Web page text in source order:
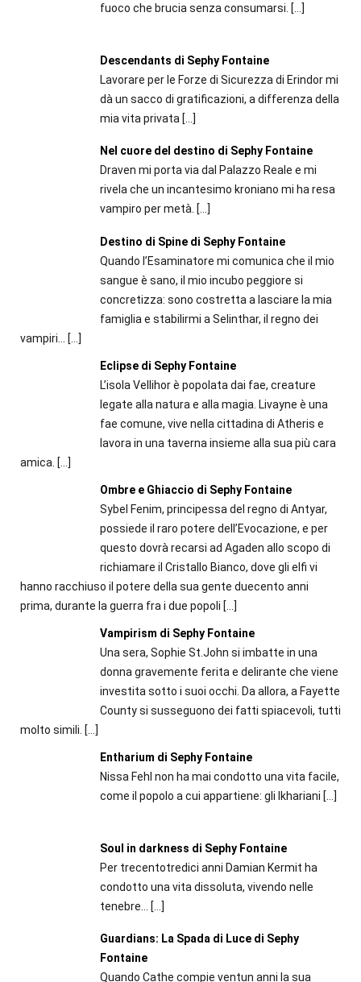
fuoco che brucia senza consumarsi. […]
Descendants di Sephy Fontaine
Lavorare per le Forze di Sicurezza di Erindor mi
dà un sacco di gratificazioni, a differenza della
mia vita privata […]
Nel cuore del destino di Sephy Fontaine
Draven mi porta via dal Palazzo Reale e mi
rivela che un incantesimo kroniano mi ha resa
vampiro per metà. […]
Destino di Spine di Sephy Fontaine
Quando l’Esaminatore mi comunica che il mio
sangue è sano, il mio incubo peggiore si
concretizza: sono costretta a lasciare la mia
famiglia e stabilirmi a Selinthar, il regno dei
vampiri...
[…]
Eclipse di Sephy Fontaine
L’isola Vellihor è popolata dai fae, creature
legate alla natura e alla magia. Livayne è una
fae comune, vive nella cittadina di Atheris e
lavora in una taverna insieme alla sua più cara
amica. […]
Ombre e Ghiaccio di Sephy Fontaine
Sybel Fenim, principessa del regno di Antyar,
possiede il raro potere dell’Evocazione, e per
questo dovrà recarsi ad Agaden allo scopo di
richiamare il Cristallo Bianco, dove gli elfi vi
hanno racchiuso il potere della sua gente duecento anni
prima, durante la guerra fra i due popoli […]
Vampirism di Sephy Fontaine
Una sera, Sophie St.John si imbatte in una
donna gravemente ferita e delirante che viene
investita sotto i suoi occhi. Da allora, a Fayette
County si susseguono dei fatti spiacevoli, tutti
molto simili. […]
Entharium di Sephy Fontaine
Nissa Fehl non ha mai condotto una vita facile,
come il popolo a cui appartiene: gli Ikhariani […]
Soul in darkness di Sephy Fontaine
Per trecentotredici anni Damian Kermit ha
condotto una vita dissoluta, vivendo nelle
tenebre...
[…]
Guardians: La Spada di Luce di Sephy
Fontaine
Quando Cathe compie ventun anni la sua